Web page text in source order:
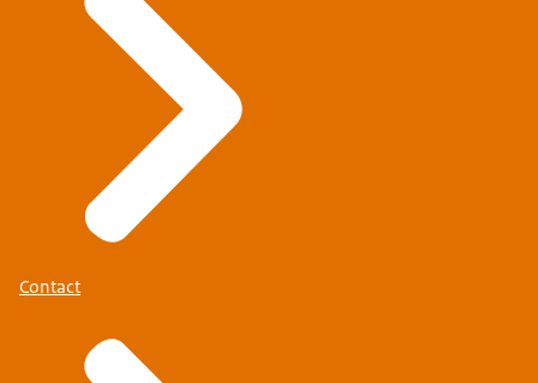
Download
Audiobeschrijving
Download
Contact